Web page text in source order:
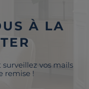
À LA
vos mails
remise !